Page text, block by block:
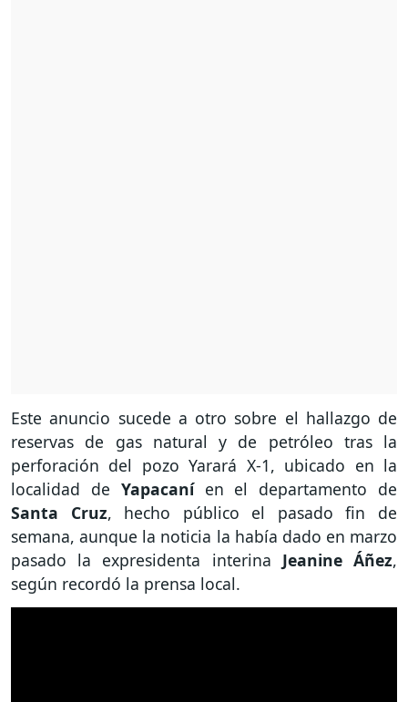
Este anuncio sucede a otro sobre el hallazgo de
reservas de gas natural y de petróleo tras la
perforación del pozo Yarará X-1, ubicado en la
localidad de Yapacaní en el departamento de
Santa Cruz, hecho público el pasado fin de
semana, aunque la noticia la había dado en marzo
pasado la expresidenta interina Jeanine Áñez,
según recordó la prensa local.